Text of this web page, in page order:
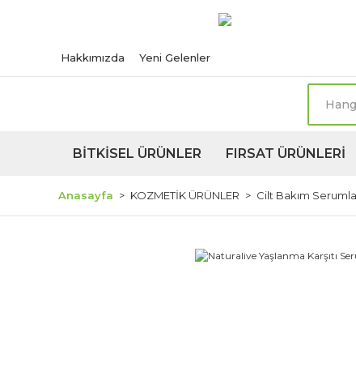
Hakkımızda Yeni Gelenler
BİTKİSEL ÜRÜNLER FIRSAT ÜRÜNLERİ
Anasayfa KOZMETİK ÜRÜNLER Cilt Bakım